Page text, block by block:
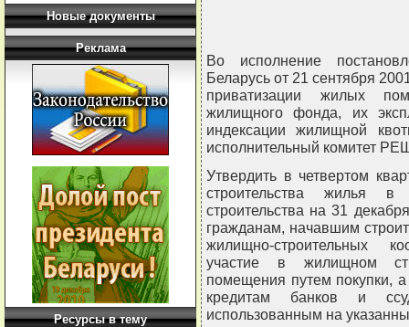
Новые документы
Реклама
Ресурсы в тему
Во исполнение
Беларусь от 21 сентября
приватизации жилых
жилищного фонда, их
индексации жилищной
исполнительный комитет
Утвердить в четвертом
строительства жилья
строительства на 31
гражданам, начавшим
жилищно-строительных
участие в жилищном
помещения путем покупки,
кредитам банков и
использованным на